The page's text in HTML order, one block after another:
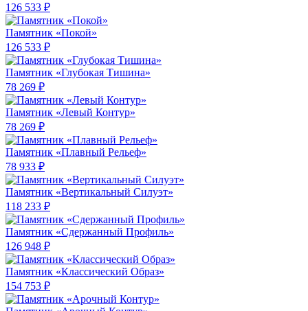
126 533 ₽
Памятник «Покой»
126 533 ₽
Памятник «Глубокая Тишина»
78 269 ₽
Памятник «Левый Контур»
78 269 ₽
Памятник «Плавный Рельеф»
78 933 ₽
Памятник «Вертикальный Силуэт»
118 233 ₽
Памятник «Сдержанный Профиль»
126 948 ₽
Памятник «Классический Образ»
154 753 ₽